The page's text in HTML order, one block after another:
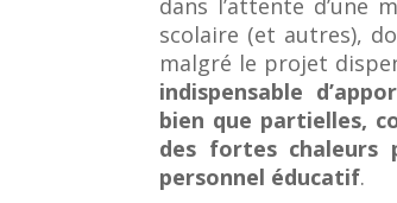
dans l’attente d’une
scolaire (et autres),
malgré le projet
indispensable
bien que partielles,
des fortes
personnel éducatif.